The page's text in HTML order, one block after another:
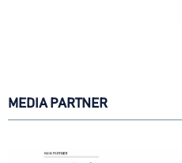
MEDIA PARTNER